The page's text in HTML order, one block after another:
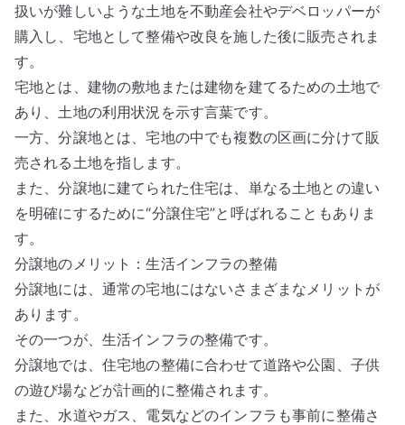
扱いが難しいような土地を不動産会社やデベロッパーが
購入し、宅地として整備や改良を施した後に販売されま
す。
宅地とは、建物の敷地または建物を建てるための土地で
あり、土地の利用状況を示す言葉です。
一方、分譲地とは、宅地の中でも複数の区画に分けて販
売される土地を指します。
また、分譲地に建てられた住宅は、単なる土地との違い
を明確にするために“分譲住宅”と呼ばれることもありま
す。
分譲地のメリット：生活インフラの整備
分譲地には、通常の宅地にはないさまざまなメリットが
あります。
その一つが、生活インフラの整備です。
分譲地では、住宅地の整備に合わせて道路や公園、子供
の遊び場などが計画的に整備されます。
また、水道やガス、電気などのインフラも事前に整備さ